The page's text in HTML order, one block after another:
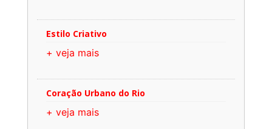
Estilo Criativo
+ veja mais
Coração Urbano do Rio
+ veja mais